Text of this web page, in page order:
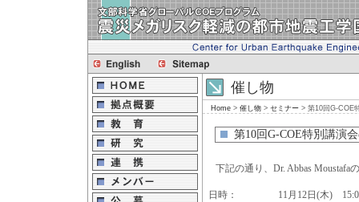
催し物
Home > 催し物 > セミナー > 第10回G-COE
第10回G-COE特別講演
下記の通り、Dr. Abbas
日時：
11月12日(木)